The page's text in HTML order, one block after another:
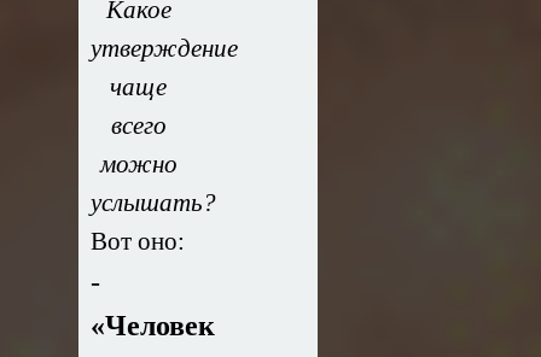
Какое
утверждение
чаще
всего
можно
услышать?
Вот оно:
-
«Человек